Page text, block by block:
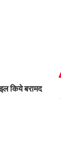
किये बरामद